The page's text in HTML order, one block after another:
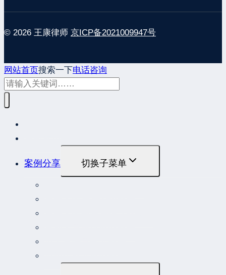
© 2026 王康律师 京ICP备2021009947号
网站首页搜索一下电话咨询
案例分享 切换子菜单